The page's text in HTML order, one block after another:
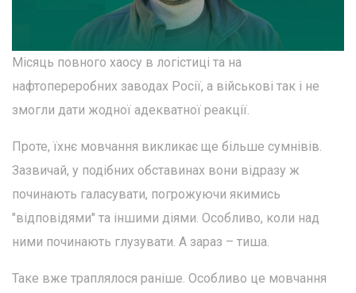
Місяць повного хаосу в логістиці та на
нафтопереробних заводах Росії, а військові так і не
змогли дати жодної адекватної реакції.
Проте, їхнє мовчання викликає ще більше сумнівів.
Зазвичай, у подібних обставинах вони відразу ж
починають галасувати, погрожуючи якимись
"відповідями" та іншими діями. Особливо, коли над
ними починають глузувати. А зараз – тиша.
Таке вже траплялося раніше. Особливо це мовчання